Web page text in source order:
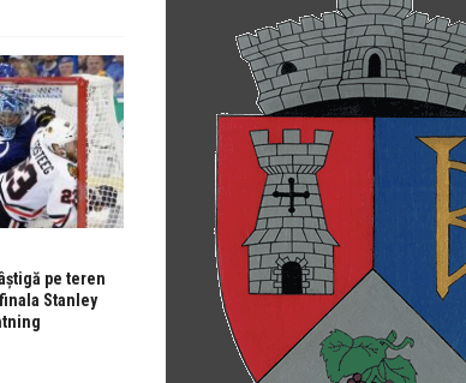
pe teren
Stanley